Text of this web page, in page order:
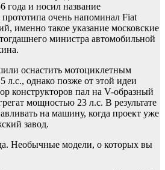
года и носил название
очень напоминал Fiat
именно такое указание московские
министра автомобильной
оснастить мотоциклетным
однако позже от этой идеи
конструкторов пал на V-образный
мощностью 23 л.с. В результате
на машину, когда проект уже
завод.